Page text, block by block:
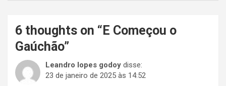
6 thoughts on “ E Começou o
Gaúchão”
Leandro lopes godoy disse:
23 de janeiro de 2025 às 14:52